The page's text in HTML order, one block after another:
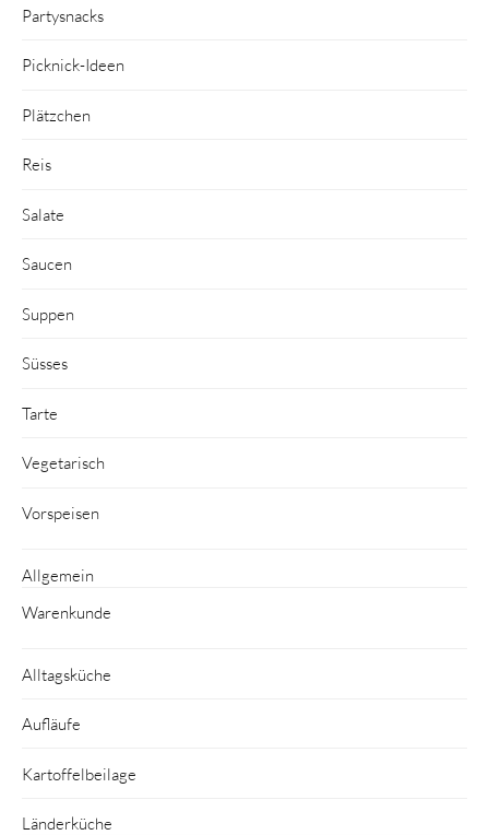
Partysnacks
Picknick-Ideen
Plätzchen
Reis
Salate
Saucen
Suppen
Süsses
Tarte
Vegetarisch
Vorspeisen
Allgemein
Warenkunde
Alltagsküche
Aufläufe
Kartoffelbeilage
Länderküche